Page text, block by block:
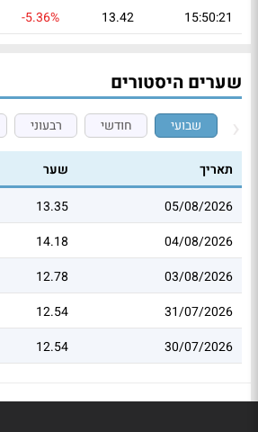
15:50:21
13.42
-5.36%
שערים היסטורים
שבועי חודשי רבעוני
תאריך שער
05/08/2026
13.35
04/08/2026
14.18
03/08/2026
12.78
31/07/2026
12.54
30/07/2026
12.54